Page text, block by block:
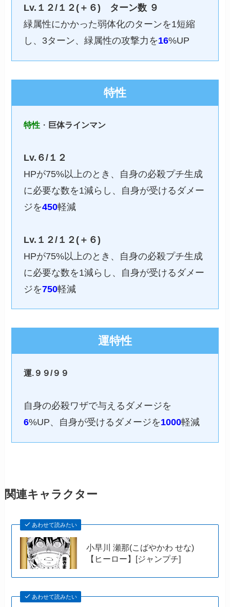
Lv.１２/１２(＋６)
ターン数 ９
緑属性にかかった弱体化のターンを1短縮
し、3ターン、緑属性の攻撃力を16%UP
特性
特性・ 巨体ラインマン
Lv.６/１２
HPが75%以上のとき、自身の必殺プチ生成
に必要な数を1減らし、自身が受けるダメー
ジを450軽減
Lv.１２/１２(＋６)
HPが75%以上のとき、自身の必殺プチ生成
に必要な数を1減らし、自身が受けるダメー
ジを750軽減
運特性
運.９９/９９
自身の必殺ワザで与えるダメージを
6%UP、自身が受けるダメージを1000軽減
関連キャラクター
あわせて読みたい
小早川 瀬那(こばやかわ せな)
【ヒーロー】[ジャンプチ]
あわせて読みたい